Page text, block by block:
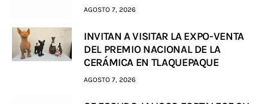
AGOSTO 7, 2026
INVITAN A VISITAR LA EXPO-VENTA
DEL PREMIO NACIONAL DE LA
CERÁMICA EN TLAQUEPAQUE
AGOSTO 7, 2026